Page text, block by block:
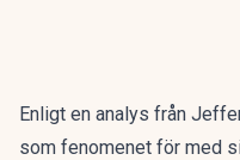
Enligt en analys från
som fenomenet för med